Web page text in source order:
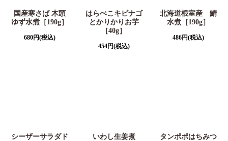
国産寒さば 木頭
ゆず水煮［190g］
680円(税込)
はらぺこキビナゴ
とかりかりお芋
［40g］
454円(税込)
北海道根室産 鯖
水煮［190g］
486円(税込)
シーザーサラダド
いわし生姜煮
タンポポはちみつ